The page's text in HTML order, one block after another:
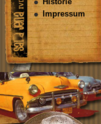
Impressum